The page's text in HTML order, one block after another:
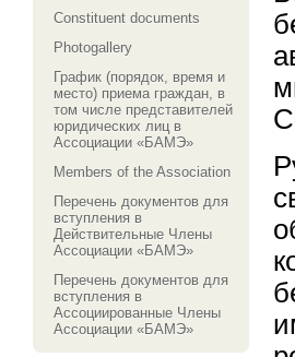
Сonstituent documents
Photogallery
График (порядок, время и
место) приема граждан, в
том числе представителей
юридических лиц в
Ассоциации «БАМЭ»
Members of the Association
Перечень документов для
вступления в
Действительные Члены
Ассоциации «БАМЭ»
Перечень документов для
вступления в
Ассоциированные Члены
Ассоциации «БАМЭ»